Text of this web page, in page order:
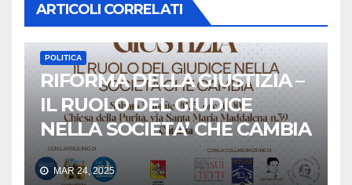
ARTICOLI CORRELATI
POLITICA
RIFORMA DELLA GIUSTIZIA –
IL RUOLO DEL GIUDICE
NELLA SOCIETA’ CHE CAMBIA
MAR 24, 2025